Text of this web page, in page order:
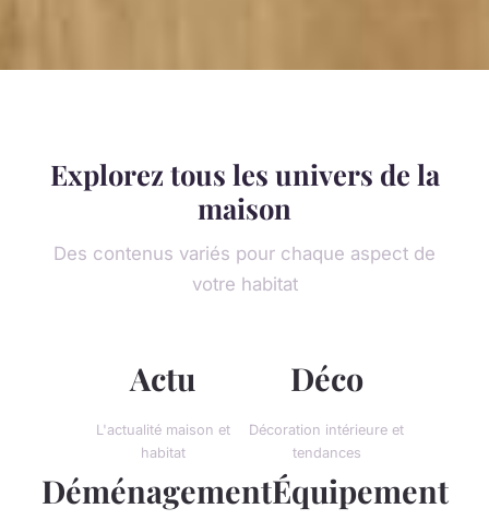
Explorez tous les univers de la
maison
Des contenus variés pour chaque aspect de
votre habitat
Actu
L'actualité maison et
habitat
Déco
Décoration intérieure et
tendances
DéménagementÉquipement